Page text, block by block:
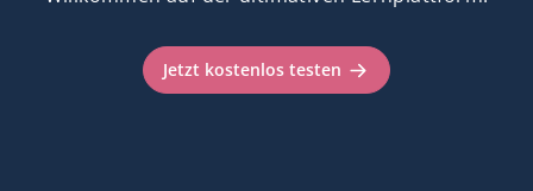
Jetzt kostenlos testen